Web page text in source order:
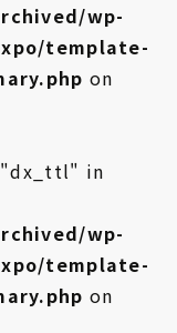
wp-
template-
on
"dx_ttl" in
wp-
template-
on